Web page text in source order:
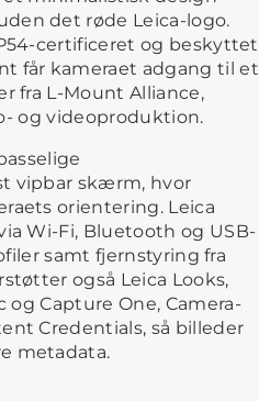
det røde Leica-logo.
certificeret og beskyttet
får kameraet adgang til et
fra L-Mount Alliance,
og videoproduktion.
vipbar skærm, hvor
orientering. Leica
Wi-Fi, Bluetooth og USB-
samt fjernstyring fra
også Leica Looks,
Capture One, Camera-
Credentials, så billeder
metadata.